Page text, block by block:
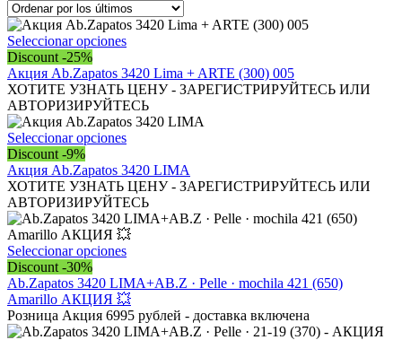
los
últimos
Seleccionar opcionesEste
tiene
múltiples
variantes.
Las
opciones
pueden
elegir
en
la
página
de
Discount -25%
Акция Ab.Zapatos 3420 Lima + ARTE (300) 005
ХОТИТЕ УЗНАТЬ ЦЕНУ - ЗАРЕГИСТРИРУЙТЕСЬ ИЛИ
АВТОРИЗИРУЙТЕСЬ
Seleccionar opcionesEste
tiene
múltiples
variantes.
Las
opciones
se
elegir
en
la
página
Discount -9%
Акция Ab.Zapatos 3420 LIMA
ХОТИТЕ УЗНАТЬ ЦЕНУ - ЗАРЕГИСТРИРУЙТЕСЬ ИЛИ
АВТОРИЗИРУЙТЕСЬ
Seleccionar opcionesEste
tiene
múltiples
variantes.
Las
Discount -30%
Ab.Zapatos 3420 LIMA+AB.Z · Pelle · mochila 421 (650)
Amarillo АКЦИЯ 💥
Розница Акция 6995 рублей - доставка включена